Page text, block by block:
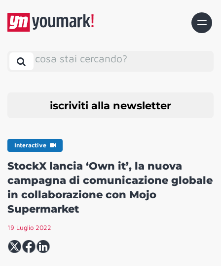
cosa stai cercando?
iscriviti alla newsletter
Interactive
StockX lancia ‘Own it’, la nuova
campagna di comunicazione globale
in collaborazione con Mojo
Supermarket
19 Luglio 2022